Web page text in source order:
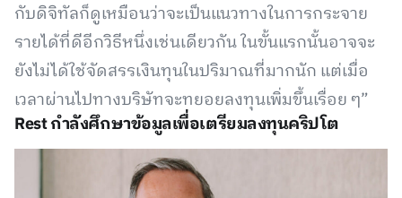
กับดิจิทัลก็ดูเหมือนว่าจะเป็นแนวทางในการกระจาย
รายได้ที่ดีอีกวิธีหนึ่งเช่นเดียวกัน ในขั้นแรกนั้นอาจจะ
ยังไม่ได้ใช้จัดสรรเงินทุนในปริมาณที่มากนัก แต่เมื่อ
เวลาผ่านไปทางบริษัทจะทยอยลงทุนเพิ่มขึ้นเรื่อย ๆ”
Rest กำลังศึกษาข้อมูลเพื่อเตรียมลงทุนคริปโต